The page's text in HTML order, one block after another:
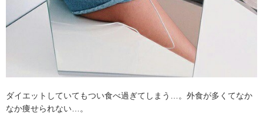
ダイエットしていてもつい食べ過ぎてしまう…。外食が多くてなか
なか痩せられない…。